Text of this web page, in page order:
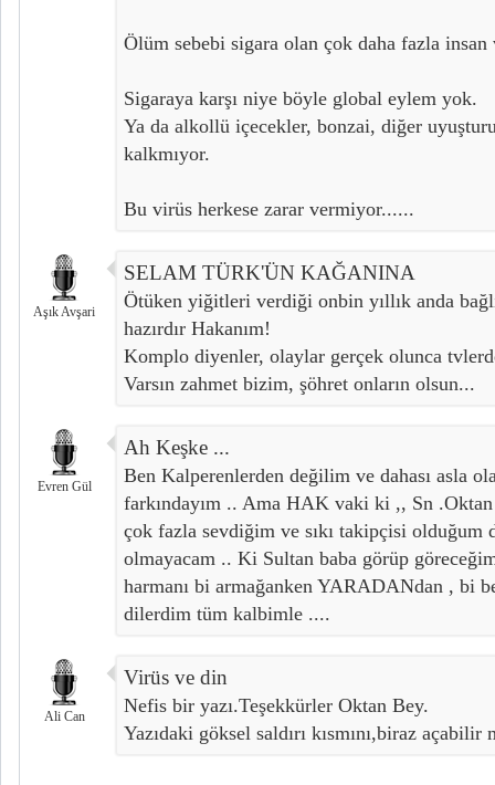
Ölüm sebebi sigara olan çok daha fazla insan
Sigaraya karşı niye böyle global eylem yok.
Ya da alkollü içecekler, bonzai, diğer
kalkmıyor.
Bu virüs herkese zarar vermiyor......
Aşık Avşari
SELAM TÜRK'ÜN KAĞANINA
Ötüken yiğitleri verdiği onbin yıllık anda
hazırdır Hakanım!
Komplo diyenler, olaylar gerçek olunca
Varsın zahmet bizim, şöhret onların olsun...
Evren Gül
Ah Keşke ...
Ben Kalperenlerden değilim ve dahası asla
farkındayım .. Ama HAK vaki ki ,, Sn
çok fazla sevdiğim ve sıkı takipçisi olduğum
olmayacam .. Ki Sultan baba görüp
harmanı bi armağanken YARADANdan , bi
dilerdim tüm kalbimle ....
Ali Can
Virüs ve din
Nefis bir yazı.Teşekkürler Oktan Bey.
Yazıdaki göksel saldırı kısmını,biraz açabilir